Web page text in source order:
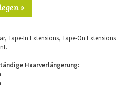
»
Tape-In Extensions, Tape-On Extensions
Haarverlängerung: